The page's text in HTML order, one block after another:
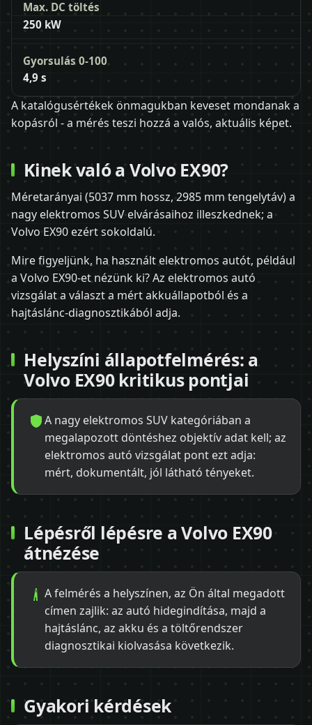
Max. DC töltés
250 kW
Gyorsulás 0-100
4,9 s
A katalógusértékek önmagukban keveset mondanak a
kopásról - a mérés teszi hozzá a valós, aktuális képet.
Kinek való a Volvo EX90?
Méretarányai (5037 mm hossz, 2985 mm tengelytáv) a
nagy elektromos SUV elvárásaihoz illeszkednek; a
Volvo EX90 ezért sokoldalú.
Mire figyeljünk, ha használt elektromos autót, például
a Volvo EX90-et nézünk ki? Az elektromos autó
vizsgálat a választ a mért akkuállapotból és a
hajtáslánc-diagnosztikából adja.
Helyszíni állapotfelmérés: a
Volvo EX90 kritikus pontjai
A nagy elektromos SUV kategóriában a
megalapozott döntéshez objektív adat kell; az
elektromos autó vizsgálat pont ezt adja:
mért, dokumentált, jól látható tényeket.
Lépésről lépésre a Volvo EX90
átnézése
A felmérés a helyszínen, az Ön által megadott
címen zajlik: az autó hidegindítása, majd a
hajtáslánc, az akku és a töltőrendszer
diagnosztikai kiolvasása következik.
Gyakori kérdések